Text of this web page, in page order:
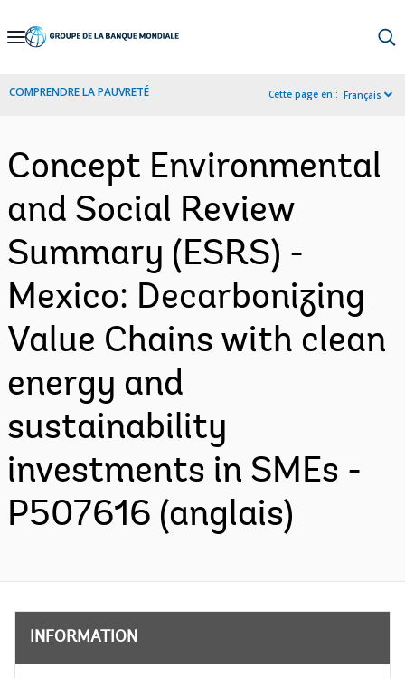
Skip
Navigation
COMPRENDRE LA PAUVRETÉ Cette page en : Français
Concept Environmental
and Social Review
Summary (ESRS) -
Mexico: Decarbonizing
Value Chains with clean
energy and
sustainability
investments in SMEs -
P507616 (anglais)
INFORMATION